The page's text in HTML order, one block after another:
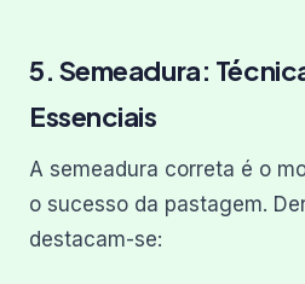
5. Semeadura:
Essenciais
A semeadura correta é o
o sucesso da pastagem.
destacam-se: